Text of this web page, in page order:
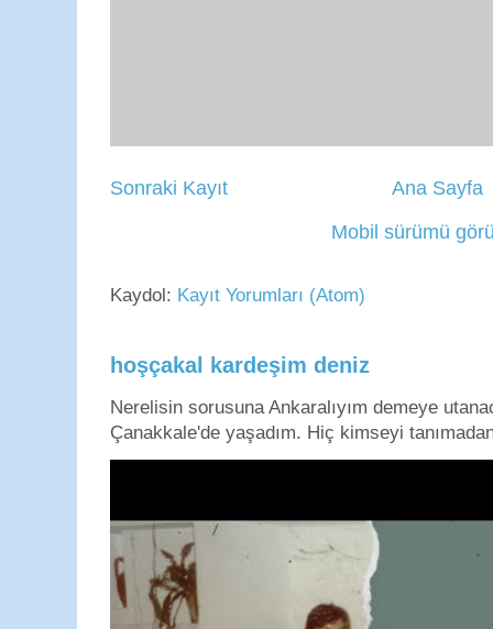
Sonraki Kayıt
Ana Sayfa
Mobil sürümü
Kaydol: Kayıt Yorumları (Atom)
hoşçakal kardeşim deniz
Nerelisin sorusuna Ankaralıyım demeye
Çanakkale'de yaşadım. Hiç kimseyi